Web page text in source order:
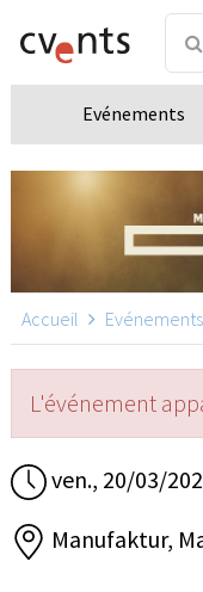
Evénements
Accueil Evénements
L'événement
ven., 20/03/
Manufaktur,